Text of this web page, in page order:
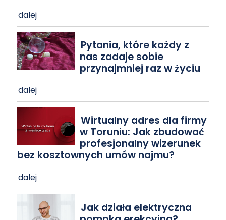
dalej
Pytania, które każdy z
nas zadaje sobie
przynajmniej raz w życiu
dalej
Wirtualny adres dla firmy
w Toruniu: Jak zbudować
profesjonalny wizerunek
bez kosztownych umów najmu?
dalej
Jak działa elektryczna